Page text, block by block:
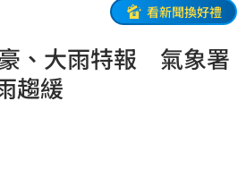
看新聞換好禮
、大雨特報 氣象署
趨緩